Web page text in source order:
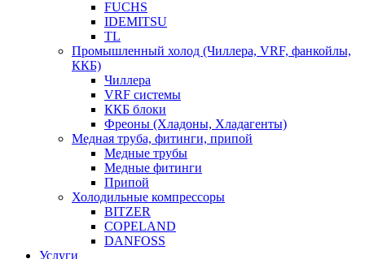
FUCHS
IDEMITSU
TL
Промышленный холод (Чиллера, VRF, фанкойлы,
ККБ)
Чиллера
VRF системы
ККБ блоки
Фреоны (Хладоны, Хладагенты)
Медная труба, фитинги, припой
Медные трубы
Медные фитинги
Припой
Холодильные компрессоры
BITZER
COPELAND
DANFOSS
Услуги